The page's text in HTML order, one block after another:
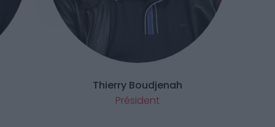
Thierry Boudjenah
Président